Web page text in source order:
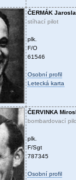
ČERMÁK
stíhací pilot
plk.
F/O
61546
Osobní profil
Letecká karta
ČERVINKA
bombardovací
plk.
F/Sgt
787345
Osobní profil